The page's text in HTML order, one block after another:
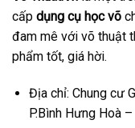
cấp dụng cụ học võ
đam mê với võ thuật
phẩm tốt, giá hời.
Địa chỉ: Chung cư
P.Bình Hưng Hoà